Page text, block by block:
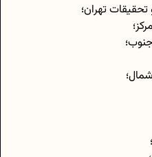
تهران؛